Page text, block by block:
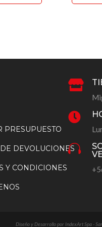
página
de
PRESUPUESTO
DEVOLUCIONES
Y CONDICIONES



Diseño y Desarrollo por IndexArt Spa -